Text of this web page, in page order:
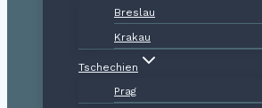
Breslau
Krakau
Tschechien
Prag